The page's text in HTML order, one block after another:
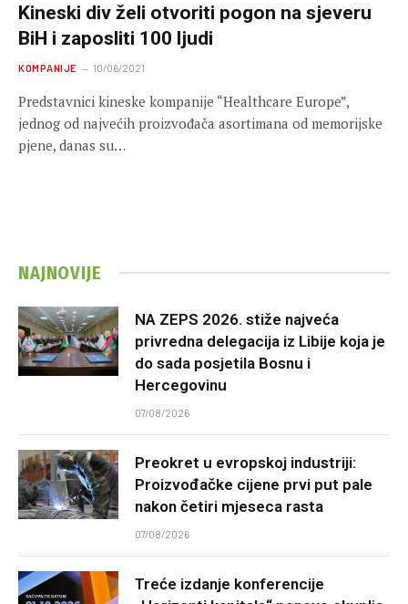
Kineski div želi otvoriti pogon na sjeveru
BiH i zaposliti 100 ljudi
KOMPANIJE 10/06/2021
Predstavnici kineske kompanije “Healthcare Europe”,
jednog od najvećih proizvođača asortimana od memorijske
pjene, danas su…
NAJNOVIJE
NA ZEPS 2026. stiže najveća
privredna delegacija iz Libije koja je
do sada posjetila Bosnu i
Hercegovinu
07/08/2026
Preokret u evropskoj industriji:
Proizvođačke cijene prvi put pale
nakon četiri mjeseca rasta
07/08/2026
Treće izdanje konferencije